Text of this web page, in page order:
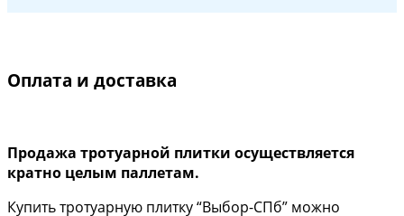
Оплата и доставка
Продажа тротуарной плитки осуществляется
кратно целым паллетам.
Купить тротуарную плитку “Выбор-СПб” можно